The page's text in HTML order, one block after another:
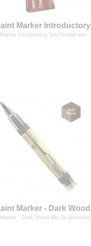
Marker Introductory
Introductory Set Ontdek een
Marker - Dark Wood
- Dark Wood Met de lancering